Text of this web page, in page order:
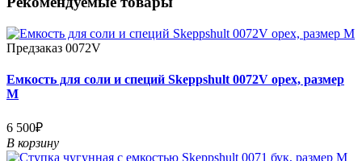
Предзаказ 0072V
Емкость для соли и специй Skeppshult 0072V орех, размер
M
6 500₽
В корзину